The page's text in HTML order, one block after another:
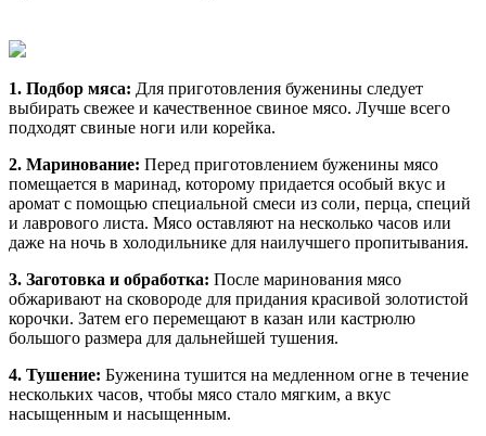
1. Подбор мяса: Для приготовления буженины следует
выбирать свежее и качественное свиное мясо. Лучше всего
подходят свиные ноги или корейка.
2. Маринование: Перед приготовлением буженины мясо
помещается в маринад, которому придается особый вкус и
аромат с помощью специальной смеси из соли, перца, специй
и лаврового листа. Мясо оставляют на несколько часов или
даже на ночь в холодильнике для наилучшего пропитывания.
3. Заготовка и обработка: После маринования мясо
обжаривают на сковороде для придания красивой золотистой
корочки. Затем его перемещают в казан или кастрюлю
большого размера для дальнейшей тушения.
4. Тушение: Буженина тушится на медленном огне в течение
нескольких часов, чтобы мясо стало мягким, а вкус
насыщенным и насыщенным.